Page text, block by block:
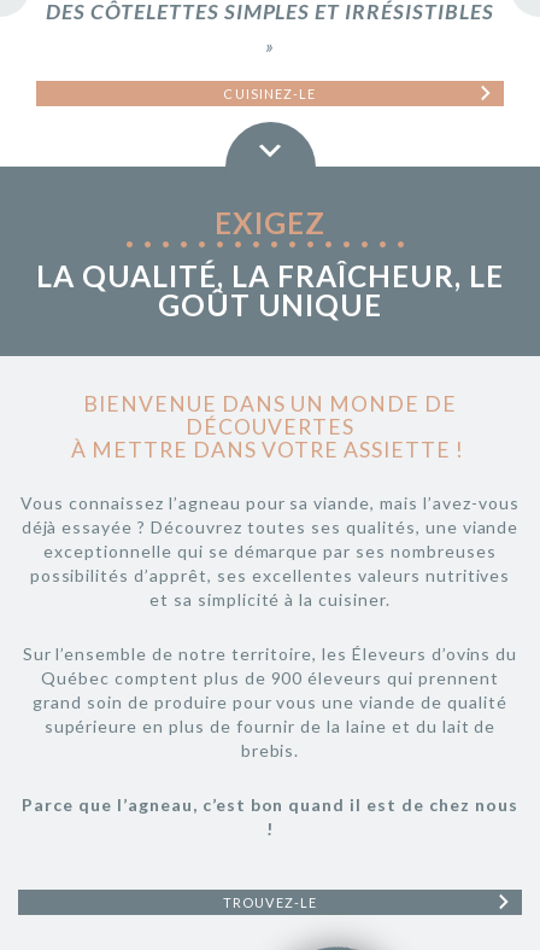
DES CÔTELETTES SIMPLES ET IRRÉSISTIBLES
»
CUISINEZ-LE
EXIGEZ
••••••••••••••••
LA QUALITÉ, LA FRAÎCHEUR, LE
GOÛT UNIQUE
BIENVENUE DANS UN MONDE DE
DÉCOUVERTES
À METTRE DANS VOTRE ASSIETTE !
Vous connaissez l’agneau pour sa viande, mais l’avez-vous
déjà essayée ? Découvrez toutes ses qualités, une viande
exceptionnelle qui se démarque par ses nombreuses
possibilités d’apprêt, ses excellentes valeurs nutritives
et sa simplicité à la cuisiner.
Sur l’ensemble de notre territoire, les Éleveurs d’ovins du
Québec comptent plus de 900 éleveurs qui prennent
grand soin de produire pour vous une viande de qualité
supérieure en plus de fournir de la laine et du lait de
brebis.
Parce que l’agneau, c’est bon quand il est de chez nous
!
TROUVEZ-LE